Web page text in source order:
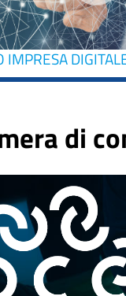
IMPRESA
di